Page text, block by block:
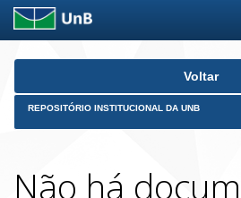
Skip
Voltar
REPOSITÓRIO INSTITUCIONAL DA UNB
Não há